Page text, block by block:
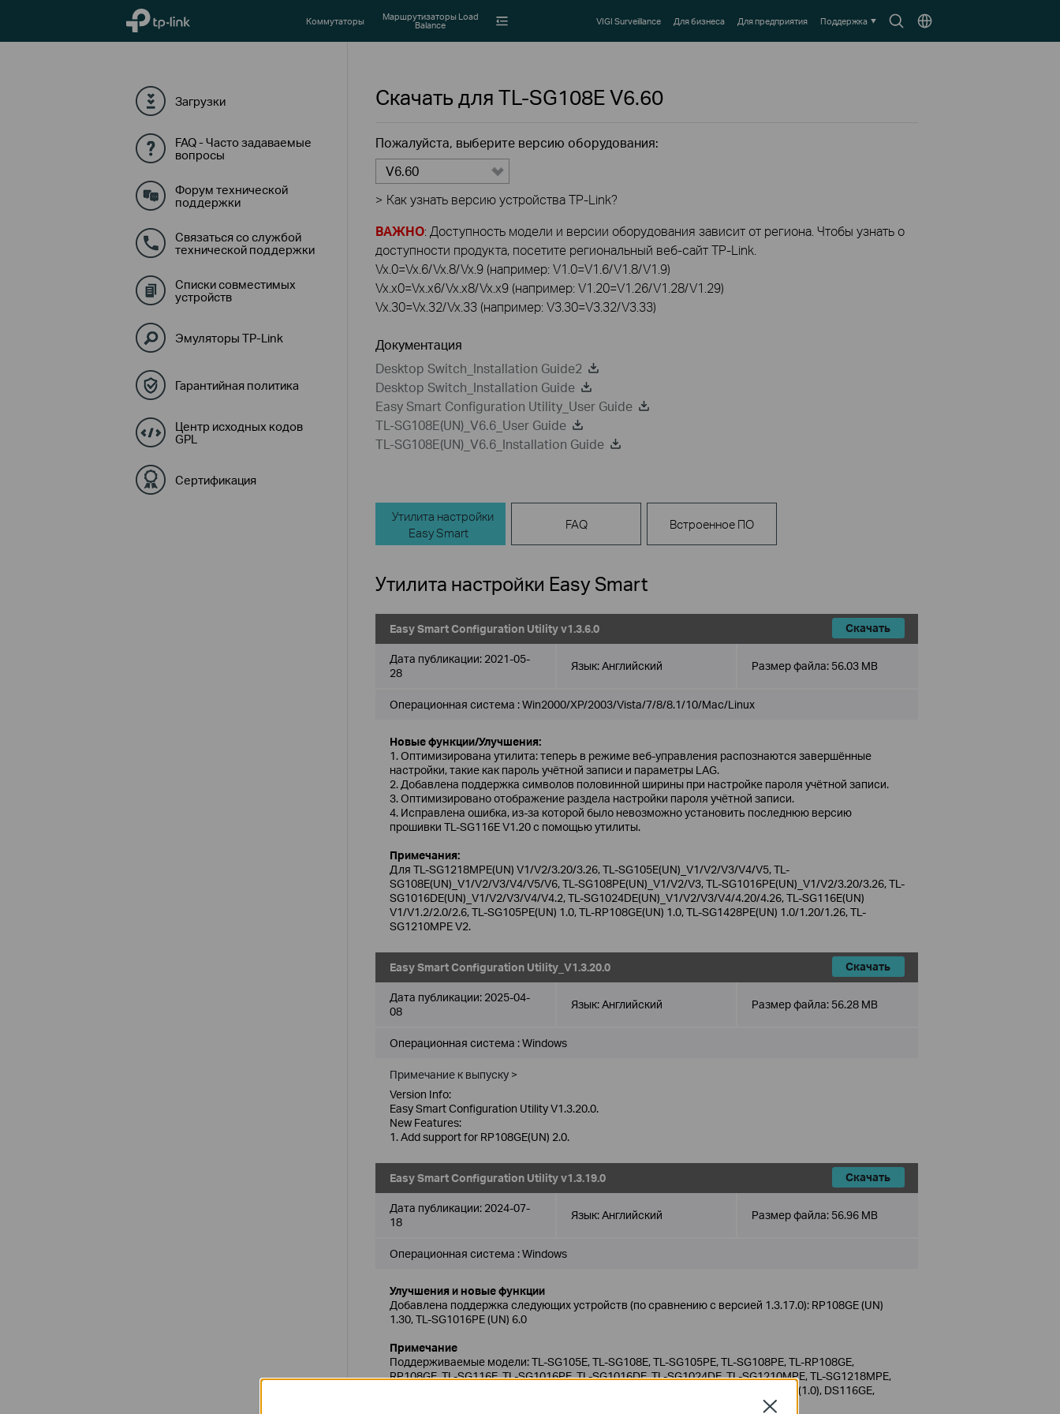
TP-Link, Reliably Smart
SearchВыберите
Коммутаторы Маршрутизаторы Load
Balance VIGI Surveillance Для бизнеса Для предприятия Поддержка
Загрузки
FAQ - Часто задаваемые
вопросы
Форум технической
поддержки
Связаться со службой
технической поддержки
Списки совместимых
устройств
Эмуляторы TP-Link
Гарантийная политика
Центр исходных кодов
GPL
Сертификация
Скачать для TL-SG108E V6.60
Пожалуйста, выберите версию оборудования:
V6.60
> Как узнать версию устройства TP-Link?
ВАЖНО: Доступность модели и версии оборудования зависит от региона. Чтобы узнать о
доступности продукта, посетите региональный веб-сайт TP-Link.
Vx.0=Vx.6/Vx.8/Vx.9 (например: V1.0=V1.6/V1.8/V1.9)
Vx.x0=Vx.x6/Vx.x8/Vx.x9 (например: V1.20=V1.26/V1.28/V1.29)
Vx.30=Vx.32/Vx.33 (например: V3.30=V3.32/V3.33)
Документация
Desktop Switch_Installation Guide2
Desktop Switch_Installation Guide
Easy Smart Configuration Utility_User Guide
TL-SG108E(UN)_V6.6_User Guide
TL-SG108E(UN)_V6.6_Installation Guide
Утилита настройки
Easy Smart
FAQ Встроенное ПО
Утилита настройки Easy Smart
Easy Smart Configuration Utility v1.3.6.0 Скачать
Дата публикации: 2021-05-
28
Язык:Английский Размер файла: 56.03 MB
Операционная система : Win2000/XP/2003/Vista/7/8/8.1/10/Mac/Linux
Новые функции/Улучшения:
1. Оптимизирована утилита: теперь в режиме веб-управления распознаются завершённые
настройки, такие как пароль учётной записи и параметры LAG.
2. Добавлена поддержка символов половинной ширины при настройке пароля учётной записи.
3. Оптимизировано отображение раздела настройки пароля учётной записи.
4. Исправлена ошибка, из-за которой было невозможно установить последнюю версию
прошивки TL-SG116E V1.20 с помощью утилиты.
Примечания:
Для TL-SG1218MPE(UN) V1/V2/3.20/3.26, TL-SG105E(UN)_V1/V2/V3/V4/V5, TL-
SG108E(UN)_V1/V2/V3/V4/V5/V6, TL-SG108PE(UN)_V1/V2/V3, TL-SG1016PE(UN)_V1/V2/3.20/3.26, TL-
SG1016DE(UN)_V1/V2/V3/V4/V4.2, TL-SG1024DE(UN)_V1/V2/V3/V4/4.20/4.26, TL-SG116E(UN)
V1/V1.2/2.0/2.6, TL-SG105PE(UN) 1.0, TL-RP108GE(UN) 1.0, TL-SG1428PE(UN) 1.0/1.20/1.26, TL-
SG1210MPE V2.
Easy Smart Configuration Utility_V1.3.20.0 Скачать
Дата публикации: 2025-04-
08
Язык:Английский Размер файла: 56.28 MB
Операционная система : Windows
Примечание к выпуску >
Version Info:
Easy Smart Configuration Utility V1.3.20.0.
New Features:
1. Add support for RP108GE(UN) 2.0.
Easy Smart Configuration Utility v1.3.19.0 Скачать
Дата публикации: 2024-07-
18
Язык:Английский Размер файла: 56.96 MB
Операционная система : Windows
Улучшения и новые функции
Добавлена поддержка следующих устройств (по сравнению с версией 1.3.17.0): RP108GE (UN)
1.30, TL-SG1016PE (UN) 6.0
Примечание
Поддерживаемые модели: TL-SG105E, TL-SG108E, TL-SG105PE, TL-SG108PE, TL-RP108GE,
RP108GE, TL-SG116E, TL-SG1016PE, TL-SG1016DE, TL-SG1024DE, TL-SG1210MPE, TL-SG1218MPE,
TL-SG1428PE, TL-SG605E (5.0), TL-SG608E (6.0), TL-SG616E (2.20), TL-SG105MPE (1.0), DS116GE,
Close